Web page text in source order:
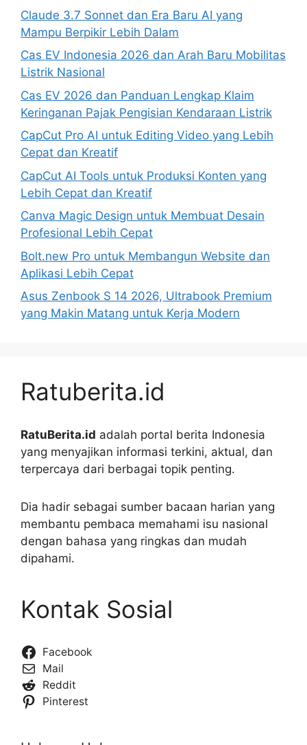
Claude 3.7 Sonnet dan Era Baru AI yang
Mampu Berpikir Lebih Dalam
Cas EV Indonesia 2026 dan Arah Baru Mobilitas
Listrik Nasional
Cas EV 2026 dan Panduan Lengkap Klaim
Keringanan Pajak Pengisian Kendaraan Listrik
CapCut Pro AI untuk Editing Video yang Lebih
Cepat dan Kreatif
CapCut AI Tools untuk Produksi Konten yang
Lebih Cepat dan Kreatif
Canva Magic Design untuk Membuat Desain
Profesional Lebih Cepat
Bolt.new Pro untuk Membangun Website dan
Aplikasi Lebih Cepat
Asus Zenbook S 14 2026, Ultrabook Premium
yang Makin Matang untuk Kerja Modern
Ratuberita.id
RatuBerita.id adalah portal berita Indonesia
yang menyajikan informasi terkini, aktual, dan
terpercaya dari berbagai topik penting.
Dia hadir sebagai sumber bacaan harian yang
membantu pembaca memahami isu nasional
dengan bahasa yang ringkas dan mudah
dipahami.
Kontak Sosial
Facebook
Mail
Reddit
Pinterest